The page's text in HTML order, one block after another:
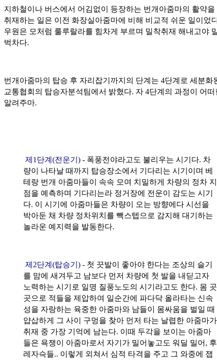
지하철이나 버스에서 어김없이 등장하는 번개아줌마의 활약을
취재하는 일은 이전 화장실아줌마에 비해 비교적 쉬운 일이었
우원은 모처럼 룰루랄라를 힘차게 부르며 밀착취재 해내고야
벅차다.
번개아줌마의 탑승 후 자리잡기까지의 단계는 4단계로 세분화
교통협회의 탑승자분석팀에서 밝혔다. 자 4단계의 과정이 어떠
알려주마.
제1단계(전운기) - 폭풍전야라고도 불리우는 시기다. 차
량이 나타날 때까지 탑승장소에서 기다리는 시기이며 베
테랑 번개 아줌마들이 속속 모여 치밀하게 차량의 정차 지
점을 예측하며 기다리는라 정거장에 전운이 감도는 시기
다. 이 시기에 아줌마들은 차량이 오는 방향에다 시선을
박아둔 채 차량 정차위치를 빽스텝으로 감지해 대기하는
놀라운 예지력을 발동한다.
제2단계(탑승기) - 첫 끗발이 좋아야 한다는 조상의 슬기
를 맘에 새겨두고 남보다 먼저 차량에 첫 발을 내딛고자
노력하는 시기로 일명 질풍노도의 시기라고도 한다. 몸 곳
곳으로 적들을 제압하여 일순간에 파다닥 올라타는 신속
성을 자랑하는 육중한 아줌마와 남들이 몸싸움을 벌일 때
얍삽하게 그 사이 구멍을 찾아 먼저 타는 날렵한 아줌마가
취재 중 가장 기억에 남는다. 이때 두각을 보이는 아줌마
들은 욕쟁이 아줌마로서 자기가 밀어놓고도 워딜 밀어, 후
레자슥들.. 이렇게 외쳐서 심적 타격을 주고 그 와중에 잽